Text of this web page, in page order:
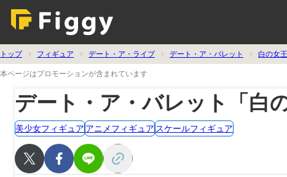
トップ フィギュア デート・ア・ライブ デート・ア・バレット 白の女王
本ページはプロモーションが含まれています
デート・ア・バレット「白
美少女フィギュア アニメフィギュア スケールフィギュア